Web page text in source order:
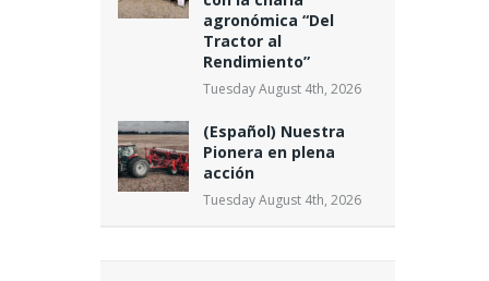
agronómica “Del
Tractor al
Rendimiento”
Tuesday August 4th, 2026
(Español) Nuestra
Pionera en plena
acción
Tuesday August 4th, 2026